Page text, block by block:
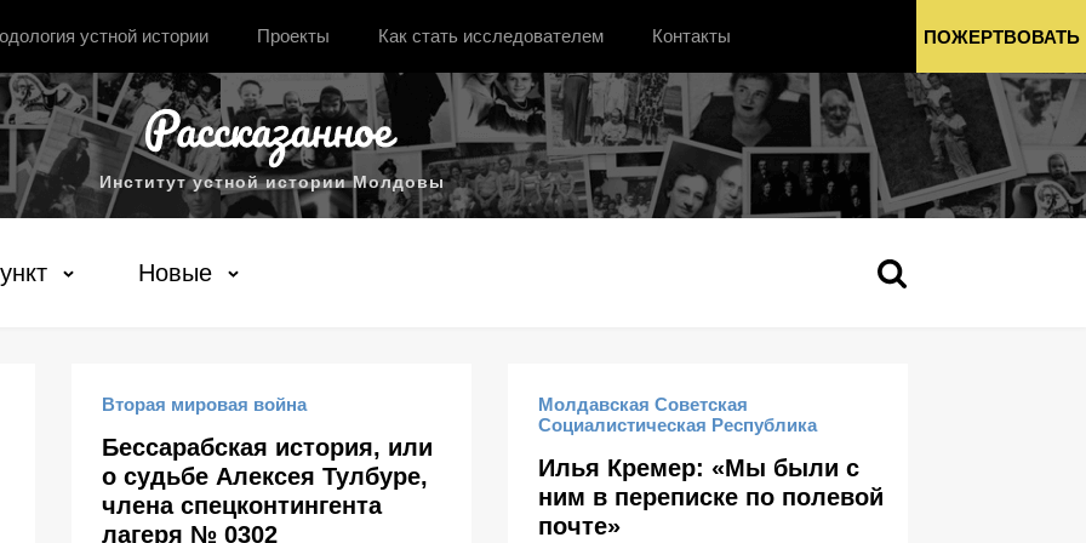
устной истории Проекты Как стать исследователем Контакты ПОЖЕРТВОВАТЬ
Институт устной истории Молдовы
Новые
Вторая мировая война
Бессарабская история, или
о судьбе Алексея Тулбуре,
члена спецконтингента
лагеря № 0302
Молдавская Советская
Социалистическая Республика
Илья Кремер: «Мы были с
ним в переписке по полевой
почте»